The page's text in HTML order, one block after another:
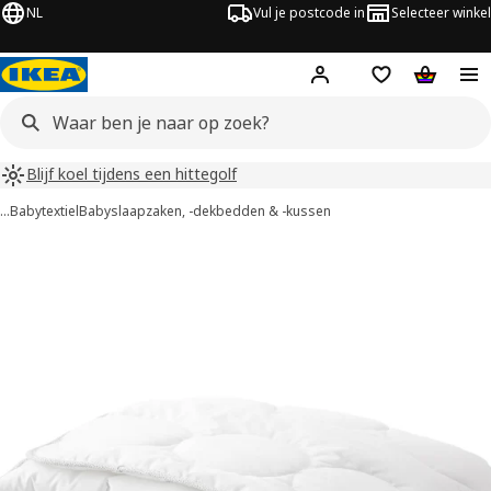
NL Vul je postcode in Selecteer winkel
Hej! Log in
Blijf koel tijdens een hittegolf
…BabytextielBabyslaapzaken, -dekbedden & -kussen